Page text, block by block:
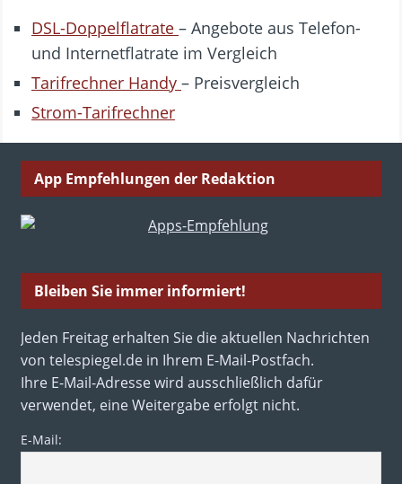
DSL-Doppelflatrate – Angebote aus Telefon-
und Internetflatrate im Vergleich
Tarifrechner Handy – Preisvergleich
Strom-Tarifrechner
App Empfehlungen der Redaktion
Bleiben Sie immer informiert!
Jeden Freitag erhalten Sie die aktuellen Nachrichten
von telespiegel.de in Ihrem E-Mail-Postfach.
Ihre E-Mail-Adresse wird ausschließlich dafür
verwendet, eine Weitergabe erfolgt nicht.
E-Mail: